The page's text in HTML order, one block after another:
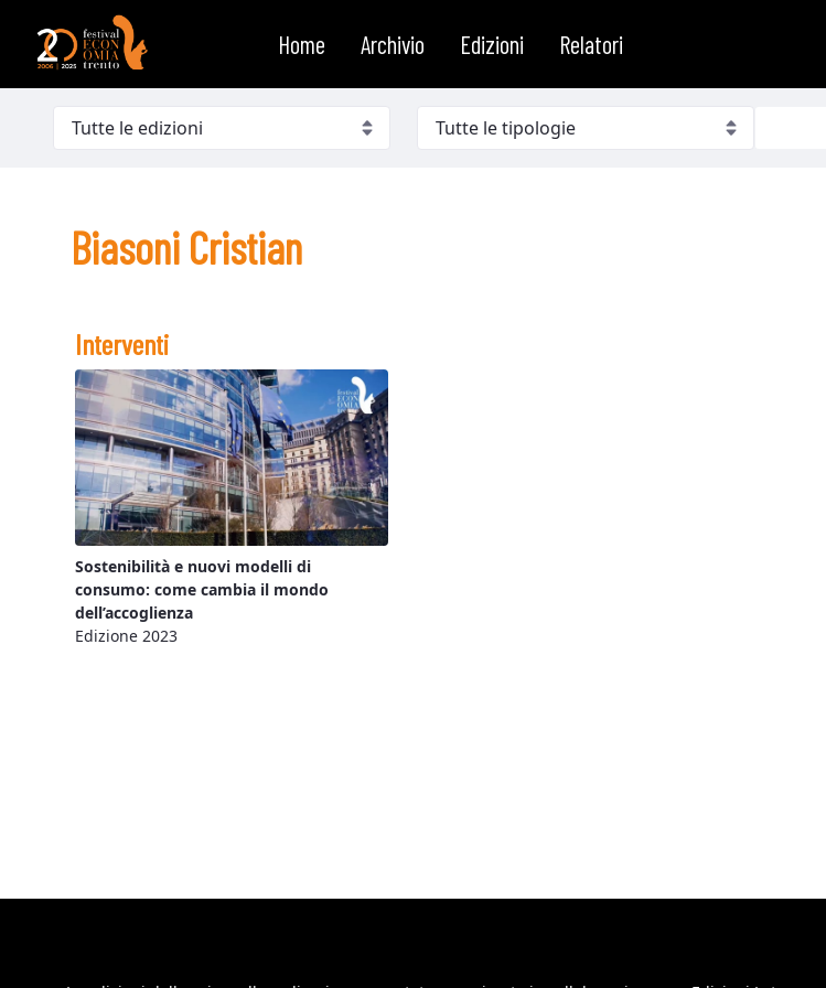
Salta al contenuto
Biasoni Cristian
Home Archivio Edizioni Relatori
Biasoni Cristian
Interventi
Sostenibilità e nuovi modelli di
consumo: come cambia il mondo
dell’accoglienza
Edizione 2023